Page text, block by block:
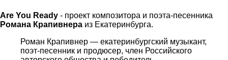
Are You Ready - проект композитора и поэта-песенника
Романа Крапивнера из Екатеринбурга.
Роман Крапивнер — екатеринбургский музыкант,
поэт-песенник и продюсер, член Российского